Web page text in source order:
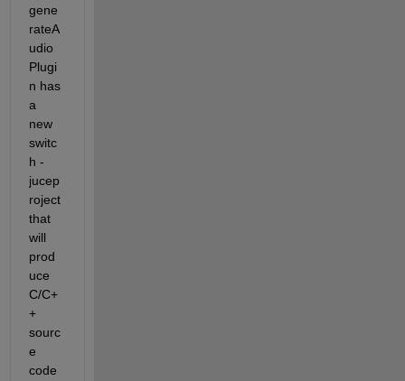
gene
rateA
udio
Plugi
n has
a
new
switc
h -
jucep
roject
that
will
prod
uce
C/C+
+
sourc
e
code